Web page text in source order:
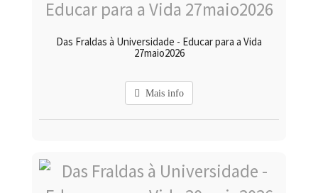
Das Fraldas à Universidade - Educar para a Vida
27maio2026
Mais info